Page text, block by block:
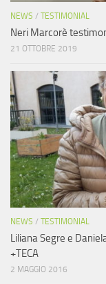
NEWS / TESTIMONIAL
Neri Marcorè
21 OTTOBRE 2019
NEWS / TESTIMONIAL
Liliana Segre e
+TECA
2 MAGGIO 2016